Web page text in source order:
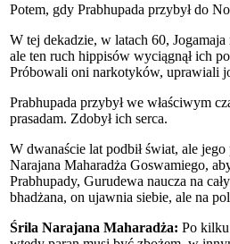
Potem, gdy Prabhupada przybył do
W tej dekadzie, w latach 60,
ale ten ruch hippisów wyciągnął ich
Próbowali oni narkotyków, uprawiali
Prabhupada przybył we właściwym
prasadam. Zdobył ich serca.
W dwanaście lat podbił świat, ale
Narajana Maharadża Goswamiego,
Prabhupady, Gurudewa naucza na
bhadżana, on ujawnia siebie, ale na
Śrila Narajana Maharadża: Po kilku